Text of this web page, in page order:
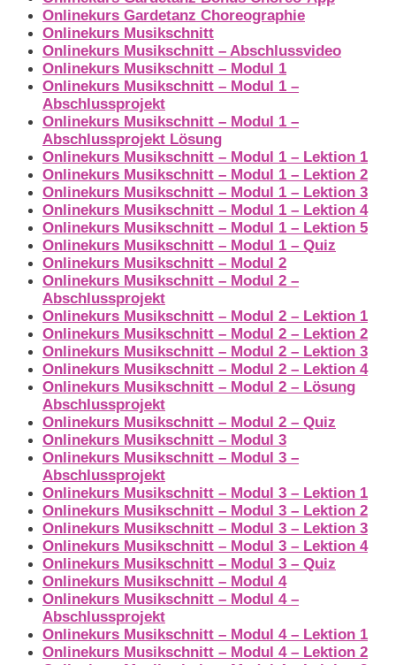
Onlinekurs Gardetanz Choreographie
Onlinekurs Musikschnitt
Onlinekurs Musikschnitt – Abschlussvideo
Onlinekurs Musikschnitt – Modul 1
Onlinekurs Musikschnitt – Modul 1 –
Abschlussprojekt
Onlinekurs Musikschnitt – Modul 1 –
Abschlussprojekt Lösung
Onlinekurs Musikschnitt – Modul 1 – Lektion 1
Onlinekurs Musikschnitt – Modul 1 – Lektion 2
Onlinekurs Musikschnitt – Modul 1 – Lektion 3
Onlinekurs Musikschnitt – Modul 1 – Lektion 4
Onlinekurs Musikschnitt – Modul 1 – Lektion 5
Onlinekurs Musikschnitt – Modul 1 – Quiz
Onlinekurs Musikschnitt – Modul 2
Onlinekurs Musikschnitt – Modul 2 –
Abschlussprojekt
Onlinekurs Musikschnitt – Modul 2 – Lektion 1
Onlinekurs Musikschnitt – Modul 2 – Lektion 2
Onlinekurs Musikschnitt – Modul 2 – Lektion 3
Onlinekurs Musikschnitt – Modul 2 – Lektion 4
Onlinekurs Musikschnitt – Modul 2 – Lösung
Abschlussprojekt
Onlinekurs Musikschnitt – Modul 2 – Quiz
Onlinekurs Musikschnitt – Modul 3
Onlinekurs Musikschnitt – Modul 3 –
Abschlussprojekt
Onlinekurs Musikschnitt – Modul 3 – Lektion 1
Onlinekurs Musikschnitt – Modul 3 – Lektion 2
Onlinekurs Musikschnitt – Modul 3 – Lektion 3
Onlinekurs Musikschnitt – Modul 3 – Lektion 4
Onlinekurs Musikschnitt – Modul 3 – Quiz
Onlinekurs Musikschnitt – Modul 4
Onlinekurs Musikschnitt – Modul 4 –
Abschlussprojekt
Onlinekurs Musikschnitt – Modul 4 – Lektion 1
Onlinekurs Musikschnitt – Modul 4 – Lektion 2